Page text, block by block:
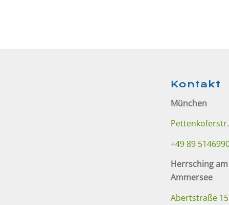
Kontakt
München
+49 89
Herrsching am
Ammersee
Abertstraße 15